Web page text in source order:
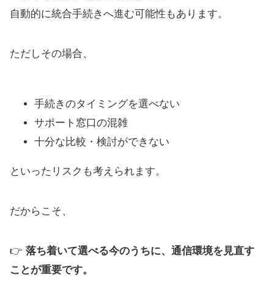
自動的に統合手続きへ進む可能性もあります。
ただしその場合、
手続きのタイミングを選べない
サポート窓口の混雑
十分な比較・検討ができない
といったリスクも考えられます。
だからこそ、
👉 落ち着いて選べる今のうちに、通信環境を見直す
ことが重要です。